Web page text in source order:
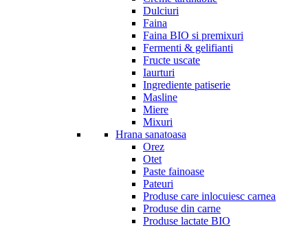
Dulciuri
Faina
Faina BIO si premixuri
Fermenti & gelifianti
Fructe uscate
Iaurturi
Ingrediente patiserie
Masline
Miere
Mixuri
Hrana sanatoasa
Orez
Otet
Paste fainoase
Pateuri
Produse care inlocuiesc carnea
Produse din carne
Produse lactate BIO